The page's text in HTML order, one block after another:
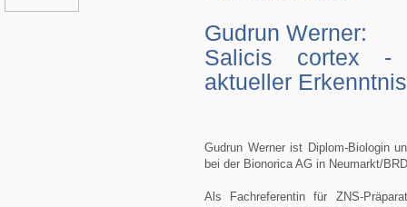
Gudrun Werner:
Salicis cortex -
aktueller
Gudrun Werner ist Diplom-Biologin
bei der Bionorica AG in Neumarkt/
Als Fachreferentin für ZNS-